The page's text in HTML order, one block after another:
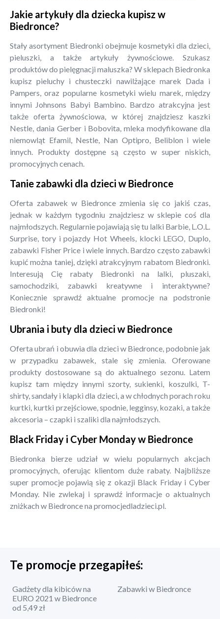
Jakie artykuły dla dziecka kupisz w
Biedronce?
Stały asortyment Biedronki obejmuje kosmetyki dla dzieci,
pieluszki, a także artykuły żywnościowe. Szukasz
produktów do pielęgnacji maluszka? W sklepach Biedronka
kupisz pieluchy i chusteczki nawilżające marek Dada i
Pampers, oraz popularne kosmetyki wielu marek, między
innymi Johnsons Babyi Bambino. Bardzo atrakcyjna jest
także oferta żywnościowa, w której znajdziesz kaszki
Nestle, dania Gerber i Bobovita, mleka modyfikowane dla
niemowląt Efamil, Nestle, Nan Optipro, Beliblon i wiele
innych. Produkty dostępne są często w super niskich,
promocyjnych cenach.
Tanie zabawki dla dzieci w Biedronce
Oferta zabawek w Biedronce zmienia się co jakiś czas,
jednak w każdym tygodniu znajdziesz w sklepie coś dla
najmłodszych. Regularnie pojawiają się tu lalki Barbie, L.O.L.
Surprise, tory i pojazdy Hot Wheels, klocki LEGO, Duplo,
zabawki Fisher Price i wiele innych. Bardzo często zabawki
kupić można taniej, dzięki atrakcyjnym rabatom Biedronki.
Interesują Cię rabaty Biedronki na lalki, pluszaki,
samochodziki, zabawki kreatywne i interaktywne?
Koniecznie sprawdź aktualne promocje na podstronie
Biedronki!
Ubrania i buty dla dzieci w Biedronce
Oferta ubrań i obuwia dla dzieci w Biedronce, podobnie jak
w przypadku zabawek, stale się zmienia. Oferowane
produkty dostosowane są do aktualnego sezonu. Latem
kupisz tam między innymi szorty, sukienki, koszulki, T-
shirty, sandały i klapki dla dzieci, a w chłodnych porach roku
kurtki, kurtki przejściowe, spodnie, legginsy, kozaki, a także
akcesoria – czapki i szaliki dla najmłodszych.
Black Friday i Cyber Monday w Biedronce
Biedronka bierze udział w wielu popularnych akcjach
promocyjnych, oferując klientom duże rabaty. Najbliższe
super promocje pojawią się z okazji Black Friday i Cyber
Monday. Nie zwlekaj i sprawdź informacje o aktualnych
zniżkach w Biedronce na promocjedladzieci.pl.
Te promocje przegapiłeś:
Gadżety dla kibiców na
EURO 2021 w Biedronce
od 5,49 zł
Zabawki w Biedronce